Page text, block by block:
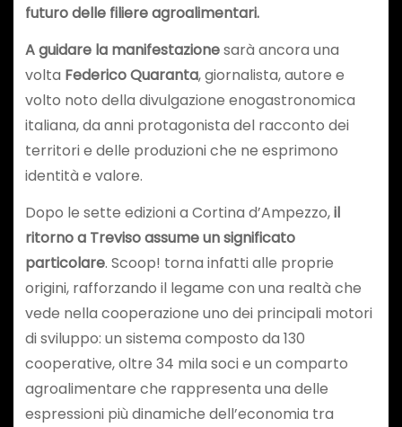
futuro delle filiere agroalimentari.
A guidare la manifestazionesarà ancora una
volta Federico Quaranta, giornalista, autore e
volto noto della divulgazione enogastronomica
italiana, da anni protagonista del racconto dei
territori e delle produzioni che ne esprimono
identità e valore.
Dopo le sette edizioni a Cortina d’Ampezzo,il
ritorno a Treviso assume un significato
particolare. Scoop! torna infatti alle proprie
origini, rafforzando il legame con una realtà che
vede nella cooperazione uno dei principali motori
di sviluppo: un sistema composto da 130
cooperative, oltre 34 mila soci e un comparto
agroalimentare che rappresenta una delle
espressioni più dinamiche dell’economia tra